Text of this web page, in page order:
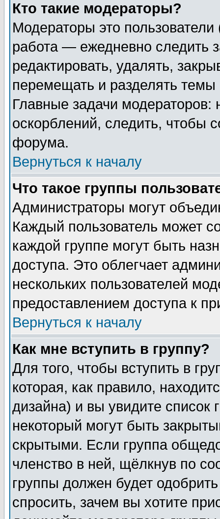
Кто такие модераторы?
Модераторы это
работа — ежедневно следить
редактировать, удалять,
перемещать и разделять
Главные задачи
оскорблений, следить, чтобы
форума.
Вернуться к началу
Что такое группы
Администраторы могут
Каждый пользователь может
каждой группе могут быть
доступа. Это облегчает
нескольких пользователей
предоставлением доступа к
Вернуться к началу
Как мне вступить в группу?
Для того, чтобы вступить в
которая, как правило,
дизайна) и вы увидите список
некоторый могут быть
скрытыми. Если группа
членство в ней, щёлкнув по
группы должен будет
спросить, зачем вы хотите